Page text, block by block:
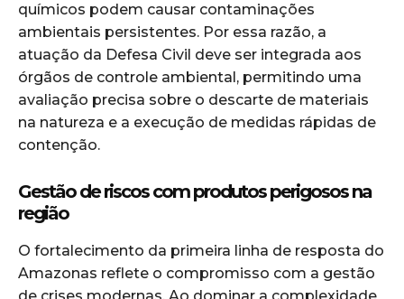
químicos podem causar contaminações
ambientais persistentes. Por essa razão, a
atuação da Defesa Civil deve ser integrada aos
órgãos de controle ambiental, permitindo uma
avaliação precisa sobre o descarte de materiais
na natureza e a execução de medidas rápidas de
contenção.
Gestão de riscos com produtos perigosos na
região
O fortalecimento da primeira linha de resposta do
Amazonas reflete o compromisso com a gestão